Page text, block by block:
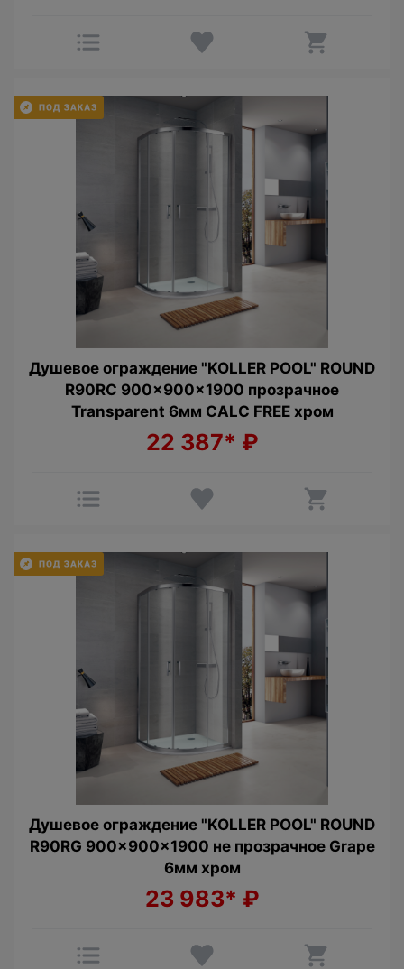
Душевое ограждение "KOLLER POOL" ROUND
R90RC 900x900x1900 прозрачное
Transparent 6мм CALC FREE хром
22 387* ₽
Душевое ограждение "KOLLER POOL" ROUND
R90RG 900x900x1900 не прозрачное Grape
6мм хром
23 983* ₽